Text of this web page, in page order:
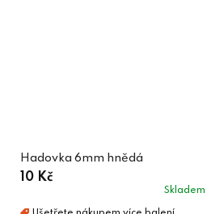
Hadovka 6mm hnědá
10 Kč
Skladem